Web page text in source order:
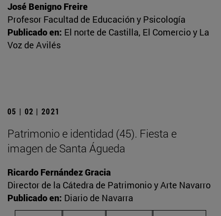
José Benigno Freire
Profesor Facultad de Educación y Psicología
Publicado en: El norte de Castilla, El Comercio y La
Voz de Avilés
05 | 02 | 2021
Patrimonio e identidad (45). Fiesta e
imagen de Santa Águeda
Ricardo Fernández Gracia
Director de la Cátedra de Patrimonio y Arte Navarro
Publicado en: Diario de Navarra